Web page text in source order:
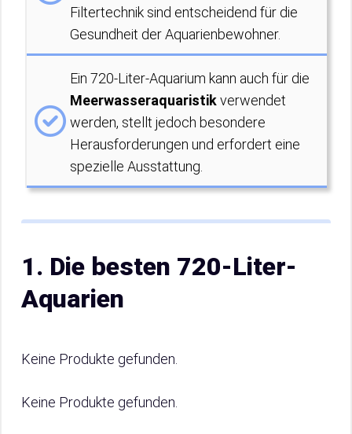
Filtertechnik sind entscheidend für die
Gesundheit der Aquarienbewohner.
Ein 720-Liter-Aquarium kann auch für die
Meerwasseraquaristikverwendet
werden, stellt jedoch besondere
Herausforderungen und erfordert eine
spezielle Ausstattung.
1. Die besten 720-Liter-
Aquarien
Keine Produkte gefunden.
Keine Produkte gefunden.